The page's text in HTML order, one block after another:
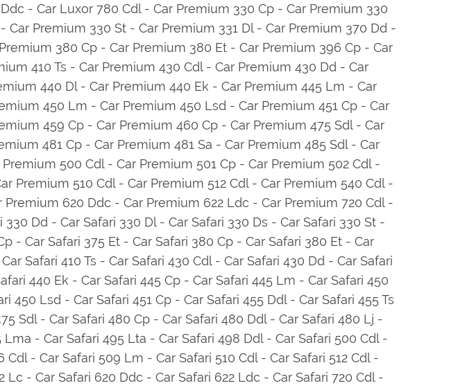
- Car Luxor 780 Cdl - Car Premium 330 Cp - Car Premium 330
Premium 330 St - Car Premium 331 Dl - Car Premium 370 Dd -
380 Cp - Car Premium 380 Et - Car Premium 396 Cp - Car
410 Ts - Car Premium 430 Cdl - Car Premium 430 Dd - Car
440 Dl - Car Premium 440 Ek - Car Premium 445 Lm - Car
450 Lm - Car Premium 450 Lsd - Car Premium 451 Cp - Car
459 Cp - Car Premium 460 Cp - Car Premium 475 Sdl - Car
481 Cp - Car Premium 481 Sa - Car Premium 485 Sdl - Car
500 Cdl - Car Premium 501 Cp - Car Premium 502 Cdl -
Premium 510 Cdl - Car Premium 512 Cdl - Car Premium 540 Cdl -
620 Ddc - Car Premium 622 Ldc - Car Premium 720 Cdl -
Dd - Car Safari 330 Dl - Car Safari 330 Ds - Car Safari 330 St -
- Car Safari 375 Et - Car Safari 380 Cp - Car Safari 380 Et - Car
Safari 410 Ts - Car Safari 430 Cdl - Car Safari 430 Dd - Car Safari
440 Ek - Car Safari 445 Cp - Car Safari 445 Lm - Car Safari 450
Lsd - Car Safari 451 Cp - Car Safari 455 Ddl - Car Safari 455 Ts
Sdl - Car Safari 480 Cp - Car Safari 480 Ddl - Car Safari 480 Lj -
- Car Safari 495 Lta - Car Safari 498 Ddl - Car Safari 500 Cdl -
- Car Safari 509 Lm - Car Safari 510 Cdl - Car Safari 512 Cdl -
- Car Safari 620 Ddc - Car Safari 622 Ldc - Car Safari 720 Cdl -